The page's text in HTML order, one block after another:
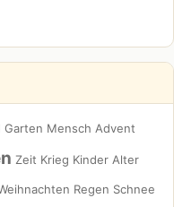
Garten Mensch Advent
Zeit Krieg Kinder Alter
Regen Schnee